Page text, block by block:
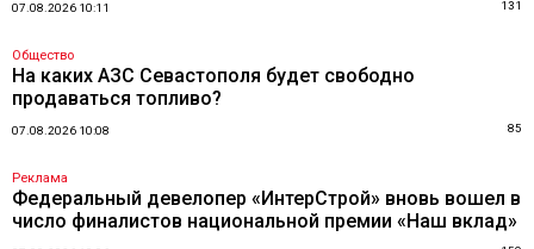
07.08.2026 10:11 131
Общество
На каких АЗС Севастополя будет свободно
продаваться топливо?
07.08.2026 10:08 85
Реклама
Федеральный девелопер «ИнтерСтрой» вновь вошел в
число финалистов национальной премии «Наш вклад»